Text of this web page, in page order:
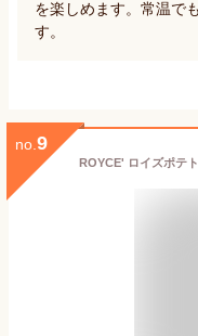
を楽しめます。常温で
す。
no. 9